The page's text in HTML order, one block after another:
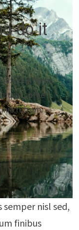
do it
tincidunt eros.
vitae
rutrum
semper nisl sed,
finibus